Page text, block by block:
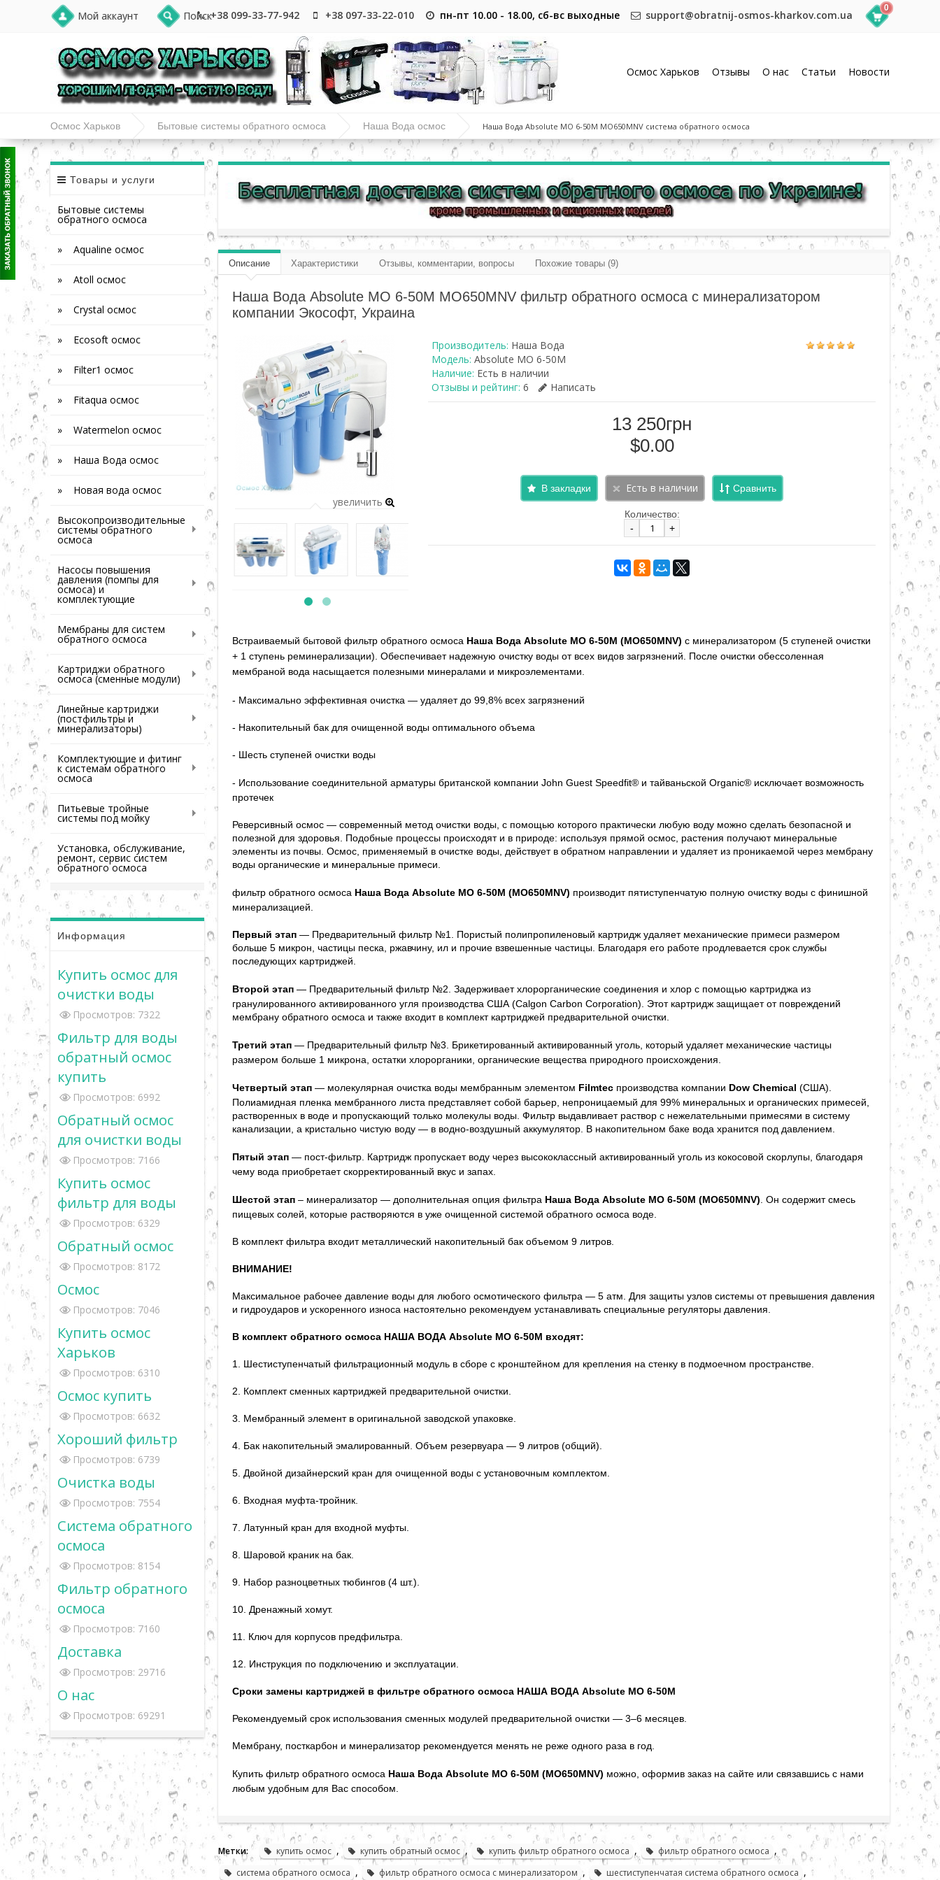
Мой аккаунт Поиск+38 099-33-77-942 +38 097-33-22-010 пн-пт 10.00 - 18.00, сб-вс выходные support@obratnij-osmos-kharkov.com.ua
0
Осмос Харьков Отзывы О нас Статьи Новости
Осмос Харьков Бытовые системы обратного осмоса Наша Вода осмос Наша Вода Absolute MO 6-50M MO650MNV система обратного осмоса
Товары и услуги
Бытовые системы
обратного осмоса
» Aqualine осмос
» Atoll осмос
» Crystal осмос
» Ecosoft осмос
» Filter1 осмос
» Fitaqua осмос
» Watermelon осмос
» Наша Вода осмос
» Новая вода осмос
Высокопроизводительные
системы обратного
осмоса
Насосы повышения
давления (помпы для
осмоса) и
комплектующие
Мембраны для систем
обратного осмоса
Картриджи обратного
осмоса (сменные модули)
Линейные картриджи
(постфильтры и
минерализаторы)
Комплектующие и фитинг
к системам обратного
осмоса
Питьевые тройные
системы под мойку
Установка, обслуживание,
ремонт, сервис систем
обратного осмоса
Информация
Купить осмос для
очистки воды
Просмотров: 7322
Фильтр для воды
обратный осмос
купить
Просмотров: 6992
Обратный осмос
для очистки воды
Просмотров: 7166
Купить осмос
фильтр для воды
Просмотров: 6329
Обратный осмос
Просмотров: 8172
Осмос
Просмотров: 7046
Купить осмос
Харьков
Просмотров: 6310
Осмос купить
Просмотров: 6632
Хороший фильтр
Просмотров: 6739
Очистка воды
Просмотров: 7554
Система обратного
осмоса
Просмотров: 8154
Фильтр обратного
осмоса
Просмотров: 7160
Доставка
Просмотров: 29716
О нас
Просмотров: 69291
Описание Характеристики Отзывы, комментарии, вопросы Похожие товары (9)
Наша Вода Absolute MO 6-50M MO650MNV фильтр обратного осмоса с минерализатором
компании Экософт, Украина
увеличить
Производитель: Наша Вода
Модель: Absolute MO 6-50M
Наличие: Есть в наличии
Отзывы и рейтинг: 6 Написать
13 250грн
$0.00
В закладки Сравнить
Количество:
-
+
Встраиваемый бытовой фильтр обратного осмоса Наша Вода Absolute MO 6-50M (MO650MNV) с минерализатором (5 ступеней очистки
+ 1 ступень реминерализации). Обеспечивает надежную очистку воды от всех видов загрязнений. После очистки обессоленная
мембраной вода насыщается полезными минералами и микроэлементами.
- Максимально эффективная очистка — удаляет до 99,8% всех загрязнений
- Накопительный бак для очищенной воды оптимального объема
- Шесть ступеней очистки воды
- Использование соединительной арматуры британской компании John Guest Speedfit® и тайваньской Organic® исключает возможность
протечек
Реверсивный осмос — современный метод очистки воды, с помощью которого практически любую воду можно сделать безопасной и
полезной для здоровья. Подобные процессы происходят и в природе: используя прямой осмос, растения получают минеральные
элементы из почвы. Осмос, применяемый в очистке воды, действует в обратном направлении и удаляет из проникаемой через мембрану
воды органические и минеральные примеси.
фильтр обратного осмоса Наша Вода Absolute MO 6-50M (MO650MNV) производит пятиступенчатую полную очистку воды с финишной
минерализацией.
Первый этап — Предварительный фильтр №1. Пористый полипропиленовый картридж удаляет механические примеси размером
больше 5 микрон, частицы песка, ржавчину, ил и прочие взвешенные частицы. Благодаря его работе продлевается срок службы
последующих картриджей.
Второй этап — Предварительный фильтр №2. Задерживает хлорорганические соединения и хлор с помощью картриджа из
гранулированного активированного угля производства США (Calgon Carbon Corporation). Этот картридж защищает от повреждений
мембрану обратного осмоса и также входит в комплект картриджей предварительной очистки.
Третий этап — Предварительный фильтр №3. Брикетированный активированный уголь, который удаляет механические частицы
размером больше 1 микрона, остатки хлорорганики, органические вещества природного происхождения.
Четвертый этап — молекулярная очистка воды мембранным элементом Filmtec производства компании Dow Chemical (США).
Полиамидная пленка мембранного листа представляет собой барьер, непроницаемый для 99% минеральных и органических примесей,
растворенных в воде и пропускающий только молекулы воды. Фильтр выдавливает раствор с нежелательными примесями в систему
канализации, а кристально чистую воду — в водно-воздушный аккумулятор. В накопительном баке вода хранится под давлением.
Пятый этап — пост-фильтр. Картридж пропускает воду через высококлассный активированный уголь из кокосовой скорлупы, благодаря
чему вода приобретает скорректированный вкус и запах.
Шестой этап – минерализатор — дополнительная опция фильтра Наша Вода Absolute MO 6-50M (MO650MNV) . Он содержит смесь
пищевых солей, которые растворяются в уже очищенной системой обратного осмоса воде.
В комплект фильтра входит металлический накопительный бак объемом 9 литров.
ВНИМАНИЕ!
Максимальное рабочее давление воды для любого осмотического фильтра — 5 атм. Для защиты узлов системы от превышения давления
и гидроударов и ускоренного износа настоятельно рекомендуем устанавливать специальные регуляторы давления.
В комплект обратного осмоса НАША ВОДА Absolute MO 6-50M входят:
1. Шестиступенчатый фильтрационный модуль в сборе с кронштейном для крепления на стенку в подмоечном пространстве.
2. Комплект сменных картриджей предварительной очистки.
3. Мембранный элемент в оригинальной заводской упаковке.
4. Бак накопительный эмалированный. Объем резервуара — 9 литров (общий).
5. Двойной дизайнерский кран для очищенной воды с установочным комплектом.
6. Входная муфта-тройник.
7. Латунный кран для входной муфты.
8. Шаровой краник на бак.
9. Набор разноцветных тюбингов (4 шт.).
10. Дренажный хомут.
11. Ключ для корпусов предфильтра.
12. Инструкция по подключению и эксплуатации.
Сроки замены картриджей в фильтре обратного осмоса НАША ВОДА Absolute MO 6-50M
Рекомендуемый срок использования сменных модулей предварительной очистки — 3–6 месяцев.
Мембрану, посткарбон и минерализатор рекомендуется менять не реже одного раза в год.
Купить фильтр обратного осмоса Наша Вода Absolute MO 6-50M (MO650MNV) можно, оформив заказ на сайте или связавшись с нами
любым удобным для Вас способом.
Метки: купить осмос , купить обратный осмос , купить фильтр обратного осмоса , фильтр обратного осмоса ,
система обратного осмоса , фильтр обратного осмоса с минерализатором , шестиступенчатая система обратного осмоса ,